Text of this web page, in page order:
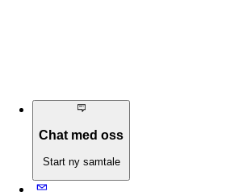
Chat med oss
Start ny samtale